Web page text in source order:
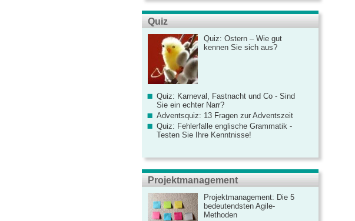
Quiz
Quiz: Ostern – Wie gut
kennen Sie sich aus?
Quiz: Karneval, Fastnacht und Co - Sind
Sie ein echter Narr?
Adventsquiz: 13 Fragen zur Adventszeit
Quiz: Fehlerfalle englische Grammatik -
Testen Sie Ihre Kenntnisse!
Projektmanagement
Projektmanagement: Die 5
bedeutendsten Agile-
Methoden